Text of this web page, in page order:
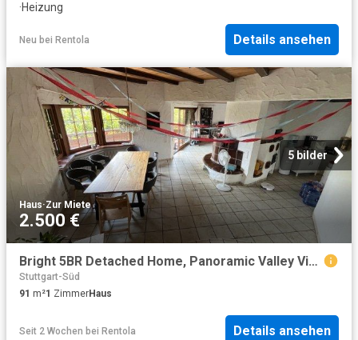
·Heizung
Neu bei Rentola Details ansehen
5 bilder
Haus·Zur Miete
2.500 €
Bright 5BR Detached Home, Panoramic Valley Views, Multiple Balconies & Family Friendly Location
Stuttgart-Süd
91 m²1 ZimmerHaus
Seit 2 Wochen bei Rentola Details ansehen